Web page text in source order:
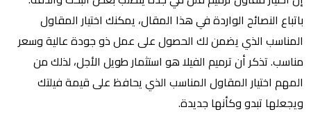
باتباع النصائح الواردة في هذا المقال، يمكنك اختيار المقاول
المناسب الذي يضمن لك الحصول على عمل ذو جودة عالية وسعر
مناسب. تذكر أن ترميم الفيلا هو استثمار طويل الأجل، لذلك من
المهم اختيار المقاول المناسب الذي يحافظ على قيمة فيلتك
ويجعلها تبدو وكأنها جديدة.